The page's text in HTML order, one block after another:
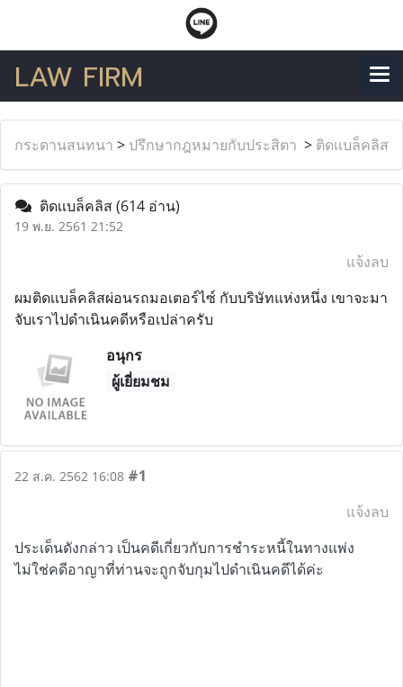
LAW FIRM
กระดานสนทนา > ปรึกษากฎหมายกับประสิตา > ติดเเบล็คลิส
ติดเเบล็คลิส(614 อ่าน)
19 พ.ย. 2561 21:52
แจ้งลบ
ผมติดเเบล็คลิสผ่อนรถมอเตอร์ไซ์ กับบริษัทแห่งหนึ่ง เขาจะมา
จับเราไปดำเนินคดีหรือเปล่าครับ
อนุกร
ผู้เยี่ยมชม
22 ส.ค. 2562 16:08 #1
แจ้งลบ
ประเด็นดังกล่าว เป็นคดีเกี่ยวกับการชำระหนี้ในทางแพ่ง
ไม่ใช่คดีอาญาที่ท่านจะถูกจับกุมไปดำเนินคดีได้ค่ะ